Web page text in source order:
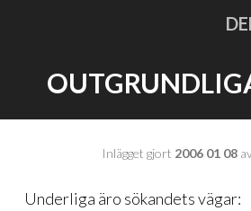
Inlägget gjort 2006 01 08
Underliga äro sökandets vägar: